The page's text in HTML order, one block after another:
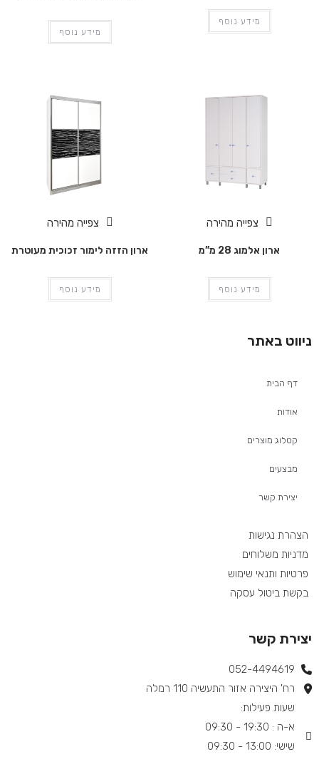
מידע נוסף
מידע נוסף
צפייה מהירה
ארון אלמוג 28 מ”מ
מידע נוסף
צפייה מהירה
ארון הזזה לימור זכוכית מעוטרת
מידע נוסף
ניווט באתר
דף הבית
אודות
קטלוג מוצרים
מבצעים
יצירת קשר
הצהרת נגישות
מדניות משלוחים
פרטיות ותנאי שימוש
בקשת ביטול עסקה
יצירת קשר
052-4494619​
רח' היצירה אזור התעשיה 110 רמלה
שעות פעילות:
א-ה : 19:30 - 09:30
שישי: 13:00 - 09:30